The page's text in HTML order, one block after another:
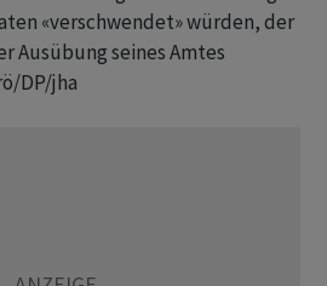
«verschwendet» würden, der
Ausübung seines Amtes
DP/jha